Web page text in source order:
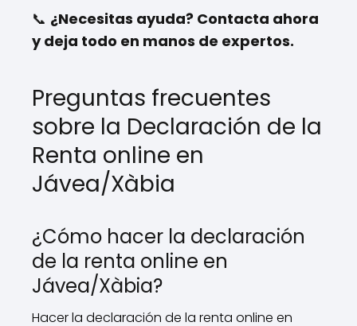
📞 ¿Necesitas ayuda? Contacta ahora
y deja todo en manos de expertos.
Preguntas frecuentes
sobre la Declaración de la
Renta online en
Jávea/Xàbia
¿Cómo hacer la declaración
de la renta online en
Jávea/Xàbia?
Hacer la declaración de la renta online en